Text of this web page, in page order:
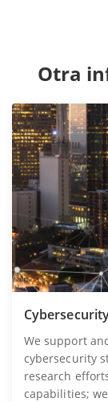
Otra
We support
cybersecurity
research
capabilities;